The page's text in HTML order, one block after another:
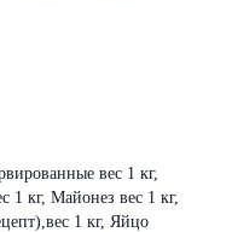
вес 1 кг,
1 кг, Майонез вес 1 кг,
1 кг, Яйцо